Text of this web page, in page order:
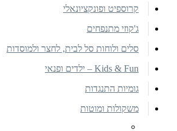
קרוספיט ופונקציונאלי
ג'קוזי מתנפחים
סלים ולוחות סל לבית, לחצר ולמוסדות
Kids & Fun – ילדים ופנאי
גומיות התנגדות
משקולות ומוטות